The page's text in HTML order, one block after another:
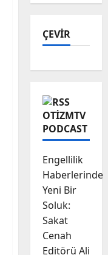
ÇEVİR
OTIZMTV
PODCAST
Engellilik
Haberlerinde
Yeni Bir
Soluk:
Sakat
Cenah
Editörü Ali